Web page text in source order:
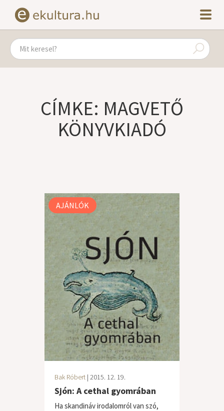
CÍMKE: MAGVETŐ
KÖNYVKIADÓ
AJÁNLÓK
Bak Róbert | 2015. 12. 19.
Sjón: A cethal gyomrában
Ha skandináv irodalomról van szó,